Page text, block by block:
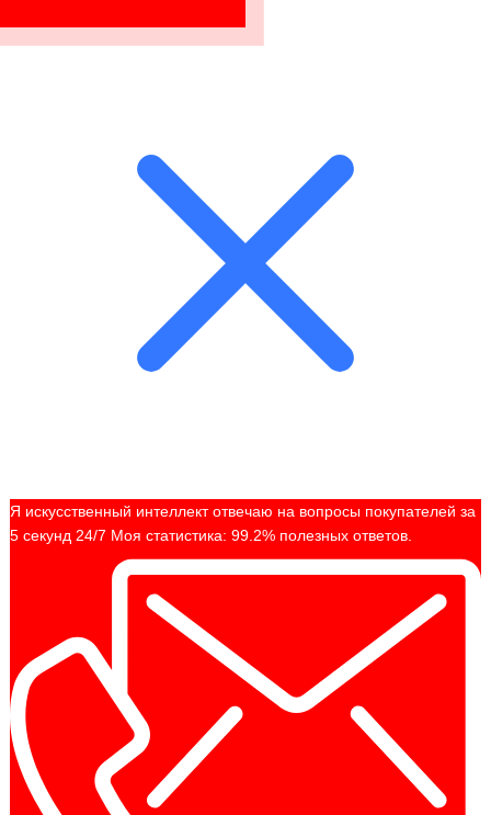
Я искусственный интеллект отвечаю на вопросы покупателей за
5 секунд 24/7 Моя статистика: 99.2% полезных ответов.